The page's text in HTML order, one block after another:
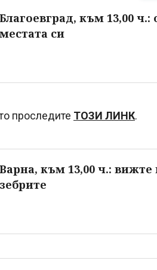
Благоевград, към 13,00
местата си
проследите ТОЗИ ЛИНК.
Варна, към 13,00 ч.:
зебрите